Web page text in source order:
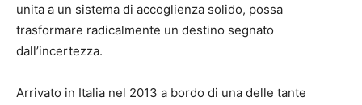
unita a un sistema di accoglienza solido, possa
trasformare radicalmente un destino segnato
dall’incertezza.
Arrivato in Italia nel 2013 a bordo di una delle tante